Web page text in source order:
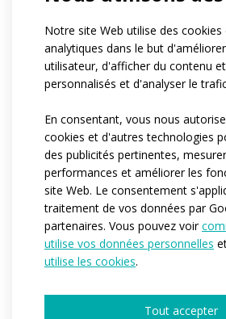
Notre site Web utilise des
analytiques dans le but
utilisateur, d'afficher du contenu
personnalisés et d'analyser le
En consentant, vous nous
cookies et d'autres technologies
des publicités pertinentes,
performances et améliorer les
site Web. Le consentement
traitement de vos données par
partenaires. Vous pouvez voir
utilise vos données personnelles
utilise les cookies.
Tout accepter
PROFI
Les vêtements de la gamme
tous les sportifs qui considèrent
gamme PROFI convient à tous
un sport quotidiennement. Les
matériaux utilisés aideront les
les meilleurs résultats tout en
confort maximal.